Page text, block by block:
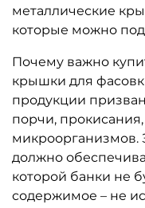
металлические
которые можно
Почему важно
крышки для
продукции
порчи,
должно
которой банки не
содержимое – не